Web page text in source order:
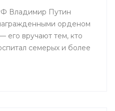
Владимир Путин
орденом
его вручают тем, кто
семерых и более